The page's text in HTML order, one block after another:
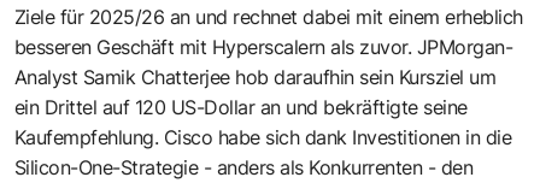
Ziele für 2025/26 an und rechnet dabei mit einem erheblich
besseren Geschäft mit Hyperscalern als zuvor. JPMorgan-
Analyst Samik Chatterjee hob daraufhin sein Kursziel um
ein Drittel auf 120 US-Dollar an und bekräftigte seine
Kaufempfehlung. Cisco habe sich dank Investitionen in die
Silicon-One-Strategie - anders als Konkurrenten - den